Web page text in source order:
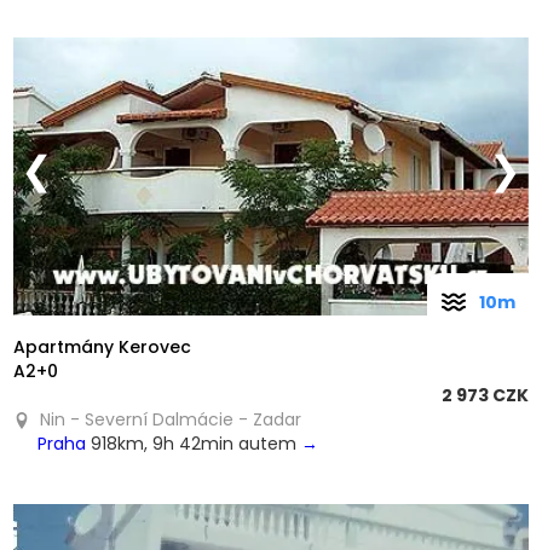
❮ ❯
Apartmány Kerovec
A2+0
2 973 CZK
Nin - Severní Dalmácie - Zadar
Praha 918km, 9h 42min autem →
10m